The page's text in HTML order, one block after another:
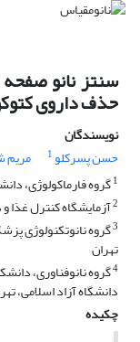
سنتز نانو
حذف داروی
نویسندگان
حسن پسرکلو1
1گروه فارماکولوژی،
2آزمایشگاه کنترل غذا
3گروه نانوتکنولوژی
تهران
4گروه نانوفناوری،
دانشگاه آزاد اسلامی،
چکیده